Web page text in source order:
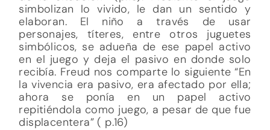
simbolizan lo vivido, le dan un sentido y
elaboran. El niño a través de usar
personajes, títeres, entre otros juguetes
simbólicos, se adueña de ese papel activo
en el juego y deja el pasivo en donde solo
recibía. Freud nos comparte lo siguiente “En
la vivencia era pasivo, era afectado por ella;
ahora se ponía en un papel activo
repitiéndola como juego, a pesar de que fue
displacentera” ( p.16)